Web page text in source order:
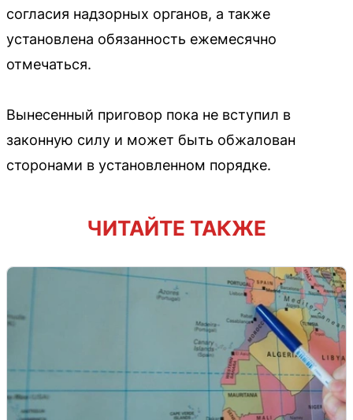
согласия надзорных органов, а также
установлена обязанность ежемесячно
отмечаться.
Вынесенный приговор пока не вступил в
законную силу и может быть обжалован
сторонами в установленном порядке.
ЧИТАЙТЕ ТАКЖЕ